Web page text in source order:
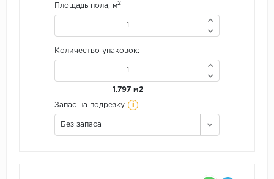
Площадь пола, м2
Количество упаковок:
1.797 м2
Запас на подрезку i
Без запаса